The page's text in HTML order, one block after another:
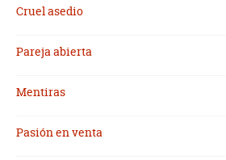
Cruel asedio
Pareja abierta
Mentiras
Pasión en venta